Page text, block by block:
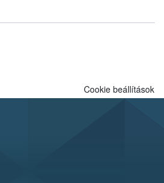
megítélésében jártas szakértőt.
Cookie beállítások